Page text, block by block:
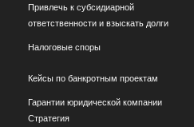
Привлечь к субсидиарной
ответственности и взыскать долги
Налоговые споры
Кейсы по банкротным проектам
Гарантии юридической компании
Стратегия